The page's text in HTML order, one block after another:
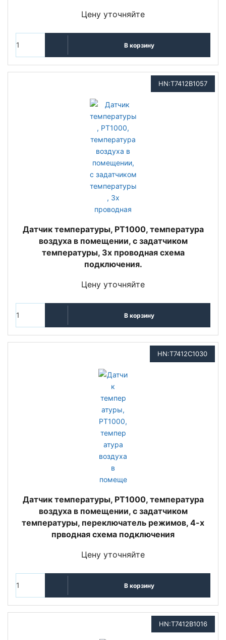
Цену уточняйте
В корзину
HN:T7412B1057
Датчик температуры, PT1000, температура
воздуха в помещении, с задатчиком
температуры, 3х проводная схема
подключения.
Цену уточняйте
В корзину
HN:T7412C1030
Датчик температуры, PT1000, температура
воздуха в помещении, с задатчиком
температуры, переключатель режимов, 4-х
прводная схема подключения
Цену уточняйте
В корзину
HN:T7412B1016